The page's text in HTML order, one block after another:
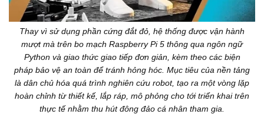
Thay vì sử dụng phần cứng đắt đỏ, hệ thống được vận hành
mượt mà trên bo mạch Raspberry Pi 5 thông qua ngôn ngữ
Python và giao thức giao tiếp đơn giản, kèm theo các biện
pháp bảo vệ an toàn để tránh hỏng hóc. Mục tiêu của nền tảng
là dân chủ hóa quá trình nghiên cứu robot, tạo ra một vòng lặp
hoàn chỉnh từ thiết kế, lắp ráp, mô phỏng cho tới triển khai trên
thực tế nhằm thu hút đông đảo cá nhân tham gia.